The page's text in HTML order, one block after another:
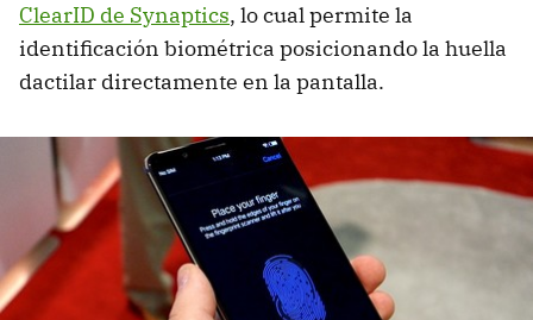
ClearID de Synaptics, lo cual permite la
identificación biométrica posicionando la huella
dactilar directamente en la pantalla.